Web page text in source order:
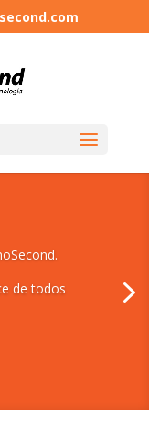
de todos